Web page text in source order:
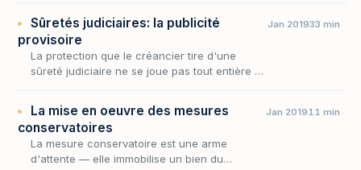
Sûretés judiciaires: la publicité
provisoire
La protection que le créancier tire d'une
sûreté judiciaire ne se joue pas tout entière au
rang,…
Jan 201933 min
La mise en oeuvre des mesures
conservatoires
La mesure conservatoire est une arme
d'attente — elle immobilise un bien du
Jan 201911 min